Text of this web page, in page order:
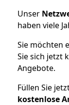
Unser
haben viele
Sie möchten
Sie sich jetzt
Angebote.
Füllen Sie
kostenlose